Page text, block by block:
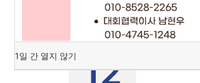
1일 간 열지 않기
공지사항
12